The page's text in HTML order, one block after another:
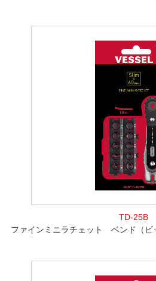
TD-25B
ファインミニラチェット ベンド（ビ